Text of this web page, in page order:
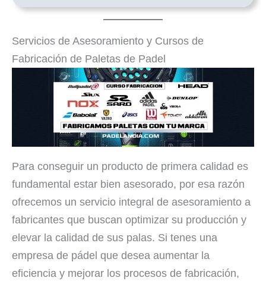
Servicios de Asesoramiento y Cursos de
Fabricación de Paletas de Padel
Para conseguir un producto de primera calidad es
fundamental estar bien asesorado, por esa razón
ofrecemos un servicio integral de asesoramiento a
fabricantes que buscan optimizar su producción y
elevar la calidad de sus palas. Si tenes una
empresa de pádel que desea aumentar la
eficiencia y mejorar los procesos de fabricación,